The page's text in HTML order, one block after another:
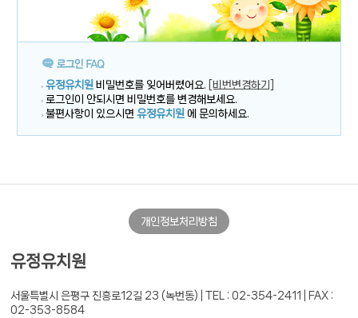
유정유치원 비밀번호를 잊어버렸어요.
[비번변경하기]
로그인이 안되시면 비밀번호를 변경해보세요.
불편사항이 있으시면 유정유치원 에 문의하세요.
개인정보처리방침
유정유치원
서울특별시 은평구 진흥로12길 23 (녹번동) |
TEL : 02-354-2411 | FAX :
02-353-8584